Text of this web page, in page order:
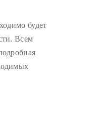
будет
Всем